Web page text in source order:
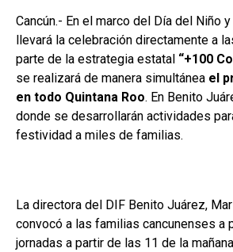
Cancún.- En el marco del Día del Niño y
llevará la celebración directamente a
parte de la estrategia estatal “+100
se realizará de manera simultánea el
en todo Quintana Roo. En Benito
donde se desarrollarán actividades
festividad a miles de familias.
La directora del DIF Benito Juárez,
convocó a las familias cancunenses a
jornadas a partir de las 11 de la